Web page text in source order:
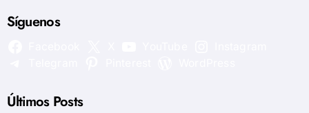
Síguenos
Últimos Posts